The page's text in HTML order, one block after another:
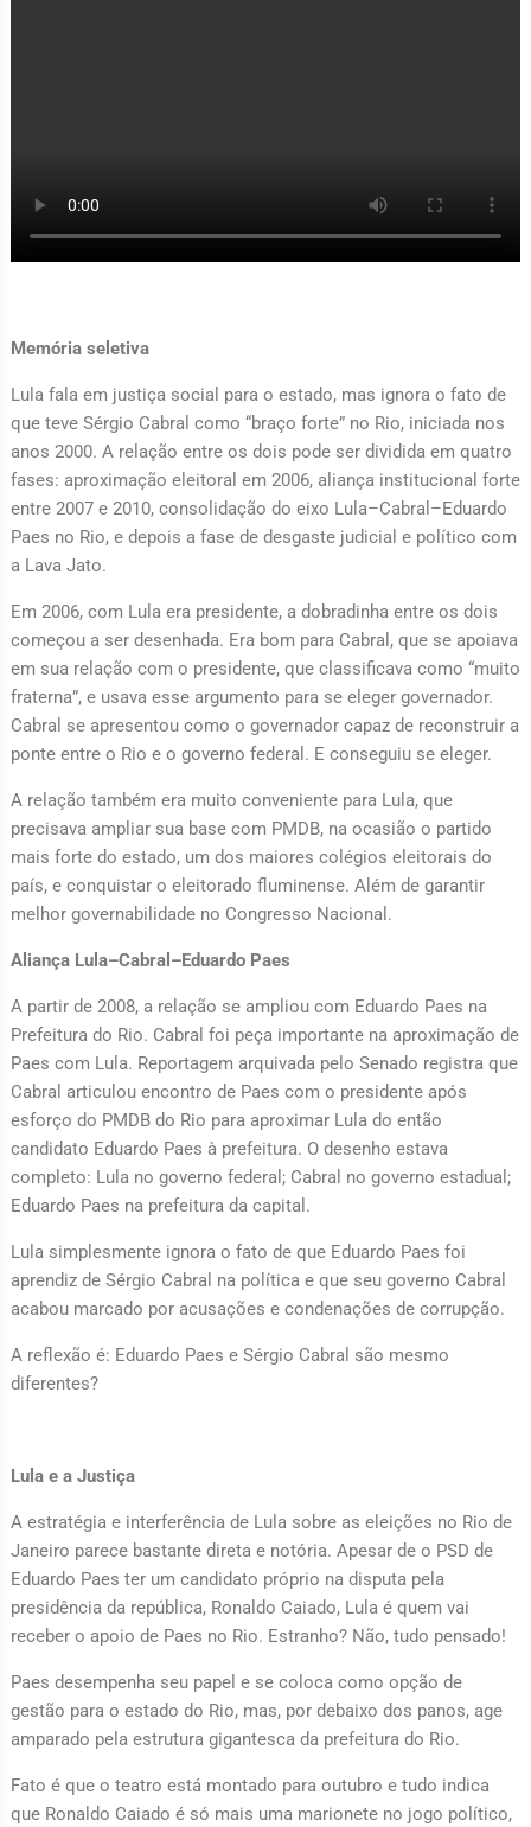
Memória seletiva
Lula fala em justiça social para o estado, mas ignora o fato de
que teve Sérgio Cabral como “braço forte” no Rio, iniciada nos
anos 2000. A relação entre os dois pode ser dividida em quatro
fases: aproximação eleitoral em 2006, aliança institucional forte
entre 2007 e 2010, consolidação do eixo Lula–Cabral–Eduardo
Paes no Rio, e depois a fase de desgaste judicial e político com
a Lava Jato.
Em 2006, com Lula era presidente, a dobradinha entre os dois
começou a ser desenhada. Era bom para Cabral, que se apoiava
em sua relação com o presidente, que classificava como “muito
fraterna”, e usava esse argumento para se eleger governador.
Cabral se apresentou como o governador capaz de reconstruir a
ponte entre o Rio e o governo federal. E conseguiu se eleger.
A relação também era muito conveniente para Lula, que
precisava ampliar sua base com PMDB, na ocasião o partido
mais forte do estado, um dos maiores colégios eleitorais do
país, e conquistar o eleitorado fluminense. Além de garantir
melhor governabilidade no Congresso Nacional.
Aliança Lula–Cabral–Eduardo Paes
A partir de 2008, a relação se ampliou com Eduardo Paes na
Prefeitura do Rio. Cabral foi peça importante na aproximação de
Paes com Lula. Reportagem arquivada pelo Senado registra que
Cabral articulou encontro de Paes com o presidente após
esforço do PMDB do Rio para aproximar Lula do então
candidato Eduardo Paes à prefeitura. O desenho estava
completo: Lula no governo federal; Cabral no governo estadual;
Eduardo Paes na prefeitura da capital.
Lula simplesmente ignora o fato de que Eduardo Paes foi
aprendiz de Sérgio Cabral na política e que seu governo Cabral
acabou marcado por acusações e condenações de corrupção.
A reflexão é: Eduardo Paes e Sérgio Cabral são mesmo
diferentes?
Lula e a Justiça
A estratégia e interferência de Lula sobre as eleições no Rio de
Janeiro parece bastante direta e notória. Apesar de o PSD de
Eduardo Paes ter um candidato próprio na disputa pela
presidência da república, Ronaldo Caiado, Lula é quem vai
receber o apoio de Paes no Rio. Estranho? Não, tudo pensado!
Paes desempenha seu papel e se coloca como opção de
gestão para o estado do Rio, mas, por debaixo dos panos, age
amparado pela estrutura gigantesca da prefeitura do Rio.
Fato é que o teatro está montado para outubro e tudo indica
que Ronaldo Caiado é só mais uma marionete no jogo político,